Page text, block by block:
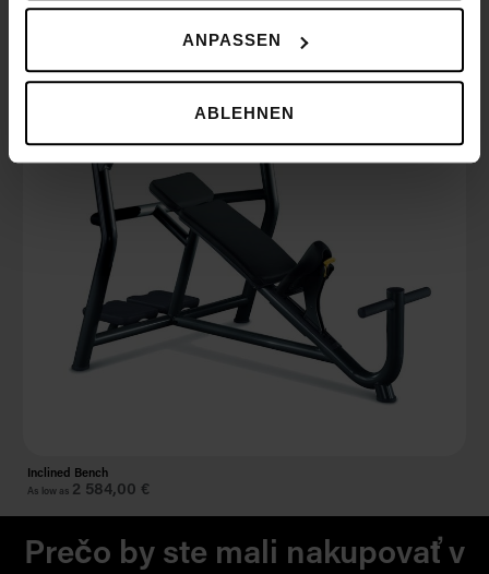
ANPASSEN
ABLEHNEN
Inclined Bench
As low as 2 584,00 €
Prečo by ste mali nakupovať v